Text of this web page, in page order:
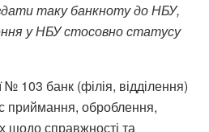
таку банкноту до НБУ,
у НБУ стосовно статусу
№ 103 банк (філія, відділення)
приймання, оброблення,
щодо справжності та